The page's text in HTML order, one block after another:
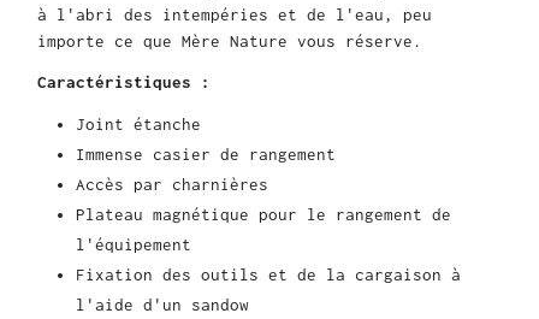
à l'abri des intempéries et de l'eau, peu
importe ce que Mère Nature vous réserve.
Caractéristiques :
Joint étanche
Immense casier de rangement
Accès par charnières
Plateau magnétique pour le rangement de
l'équipement
Fixation des outils et de la cargaison à
l'aide d'un sandow